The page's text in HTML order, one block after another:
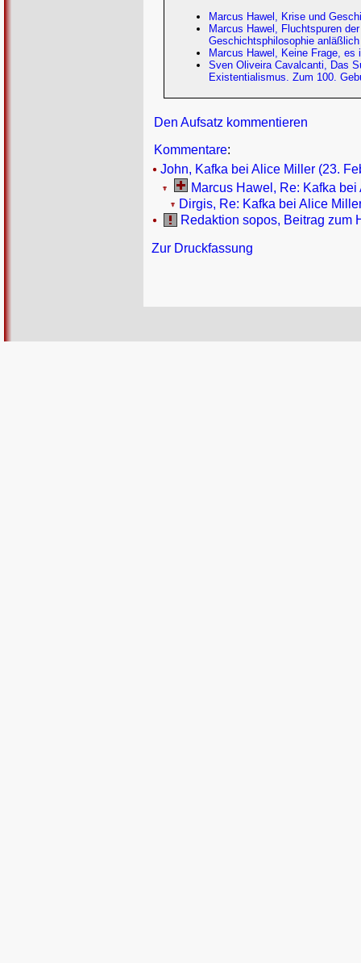
Marcus Hawel, Krise und
Marcus Hawel, Fluchtspuren
Geschichtsphilosophie
Marcus Hawel, Keine Frage,
Sven Oliveira Cavalcanti, Das
Existentialismus. Zum 100.
Den Aufsatz kommentieren
Kommentare:
John, Kafka bei Alice Miller (23.
Marcus Hawel, Re: Kafka
Dirgis, Re: Kafka bei Alice
Redaktion sopos, Beitrag zum
Zur Druckfassung